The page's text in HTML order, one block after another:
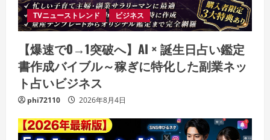
TVニューストレンド ビジネス
【爆速で0→1突破へ】AI × 誕生日占い鑑定
書作成バイブル～稼ぎに特化した副業ネッ
ト占いビジネス
phi72110 2026年8月4日